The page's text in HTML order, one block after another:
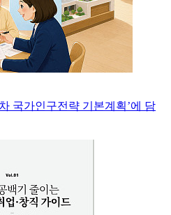
국가인구전략 기본계획’에 담